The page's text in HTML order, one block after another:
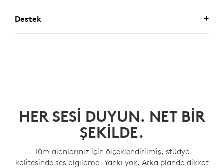
Destek
HER SESI DUYUN. NET BIR
ŞEKILDE.
Tüm alanlarınız için ölçeklendirilmiş, stüdyo
kalitesinde ses algılama. Yankı yok. Arka planda dikkat